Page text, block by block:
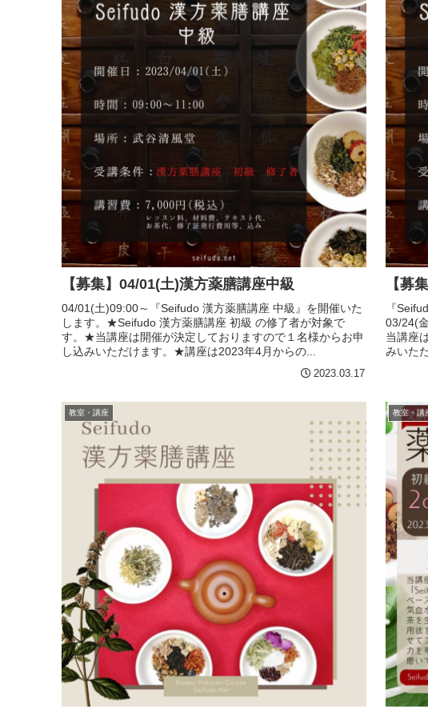
【募集】04/01(土)漢方薬膳講座中級
04/01(土)09:00～『Seifudo 漢方薬膳講座 中級』を開催いた
します。★Seifudo 漢方薬膳講座 初級 の修了者が対象で
す。★当講座は開催が決定しておりますので１名様からお申
し込みいただけます。★講座は2023年4月からの...
2023.03.17
【募
『
03/24(
当講座
みいた
教室・講座 教室・講